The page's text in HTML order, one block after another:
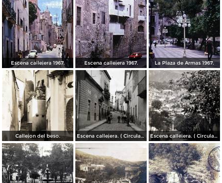
Escena callejera 1967. Escena callejera 1967. La Plaza de Armas 1967.
Callejon del beso. Escena callejera. ( Circulada el 13 de Mayo de 1941 ). Escena callejera. ( Circulada el 14 de Diciembre de 1930 ).